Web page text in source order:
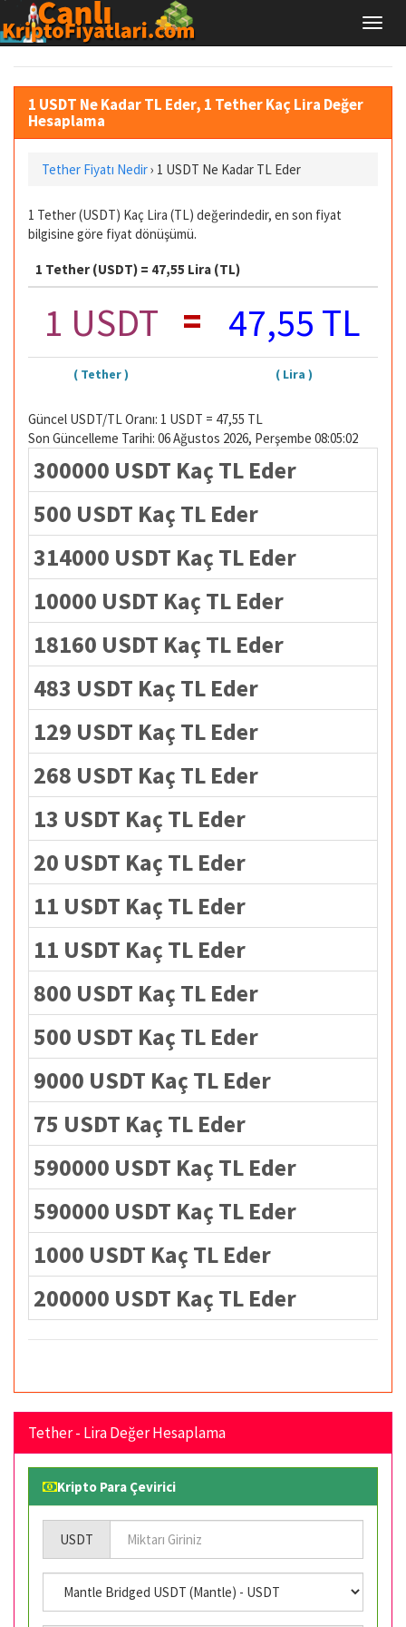
1 USDT Ne Kadar TL Eder, 1 Tether Kaç Lira Değer
Hesaplama
Tether Fiyatı Nedir› 1 USDT Ne Kadar TL Eder
1 Tether (USDT) Kaç Lira (TL) değerindedir, en son fiyat
bilgisine göre fiyat dönüşümü.
1 Tether (USDT) = 47,55 Lira (TL)
1 USDT = 47,55 TL
( Tether ) ( Lira )
Güncel USDT/TL Oranı: 1 USDT = 47,55 TL
Son Güncelleme Tarihi: 06 Ağustos 2026, Perşembe 08:05:02
300000 USDT Kaç TL Eder
500 USDT Kaç TL Eder
314000 USDT Kaç TL Eder
10000 USDT Kaç TL Eder
18160 USDT Kaç TL Eder
483 USDT Kaç TL Eder
129 USDT Kaç TL Eder
268 USDT Kaç TL Eder
13 USDT Kaç TL Eder
20 USDT Kaç TL Eder
11 USDT Kaç TL Eder
11 USDT Kaç TL Eder
800 USDT Kaç TL Eder
500 USDT Kaç TL Eder
9000 USDT Kaç TL Eder
75 USDT Kaç TL Eder
590000 USDT Kaç TL Eder
590000 USDT Kaç TL Eder
1000 USDT Kaç TL Eder
200000 USDT Kaç TL Eder
Tether - Lira Değer Hesaplama
Kripto Para Çevirici
USDT